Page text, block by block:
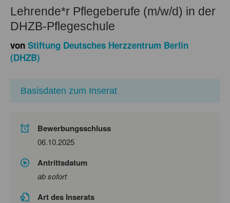
Lehrende*r Pflegeberufe (m/w/d) in der
DHZB-Pflegeschule
von Stiftung Deutsches Herzzentrum Berlin
(DHZB)
Basisdaten zum Inserat
Bewerbungsschluss
06.10.2025
Antrittsdatum
ab sofort
Art des Inserats